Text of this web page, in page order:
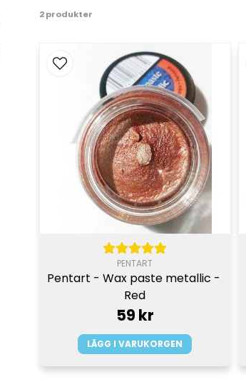
2 produkter
PENTART
Pentart - Wax paste metallic -
Red
59 kr
LÄGG I VARUKORGEN